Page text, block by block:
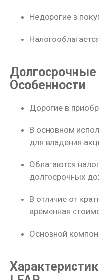
Недорогие в
Особенности
Дорогие в
В основном
для владения
Облагаются
долгосрочных
В отличие от
временная
Основной